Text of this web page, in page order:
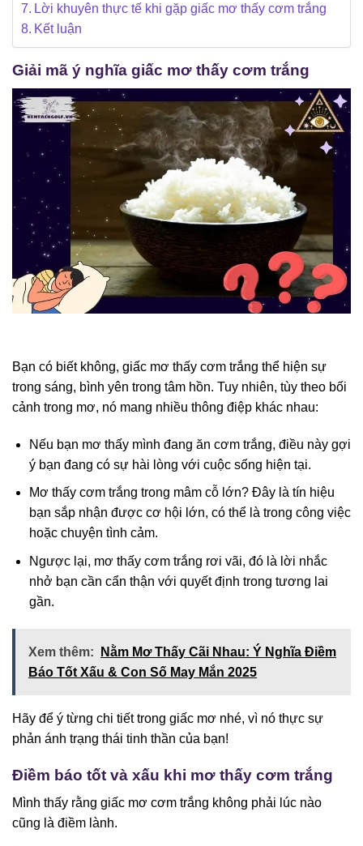
Lời khuyên thực tế khi gặp giấc mơ thấy cơm trắng
Kết luận
Giải mã ý nghĩa giấc mơ thấy cơm trắng
Bạn có biết không, giấc mơ thấy cơm trắng thể hiện sự
trong sáng, bình yên trong tâm hồn. Tuy nhiên, tùy theo bối
cảnh trong mơ, nó mang nhiều thông điệp khác nhau:
Nếu bạn mơ thấy mình đang ăn cơm trắng, điều này gợi
ý bạn đang có sự hài lòng với cuộc sống hiện tại.
Mơ thấy cơm trắng trong mâm cỗ lớn? Đây là tín hiệu
bạn sắp nhận được cơ hội lớn, có thể là trong công việc
hoặc chuyện tình cảm.
Ngược lại, mơ thấy cơm trắng rơi vãi, đó là lời nhắc
nhở bạn cần cẩn thận với quyết định trong tương lai
gần.
Xem thêm:
Nằm Mơ Thấy Cãi Nhau: Ý Nghĩa Điềm
Báo Tốt Xấu & Con Số May Mắn 2025
Hãy để ý từng chi tiết trong giấc mơ nhé, vì nó thực sự
phản ánh trạng thái tinh thần của bạn!
Điềm báo tốt và xấu khi mơ thấy cơm trắng
Mình thấy rằng giấc mơ cơm trắng không phải lúc nào
cũng là điềm lành.